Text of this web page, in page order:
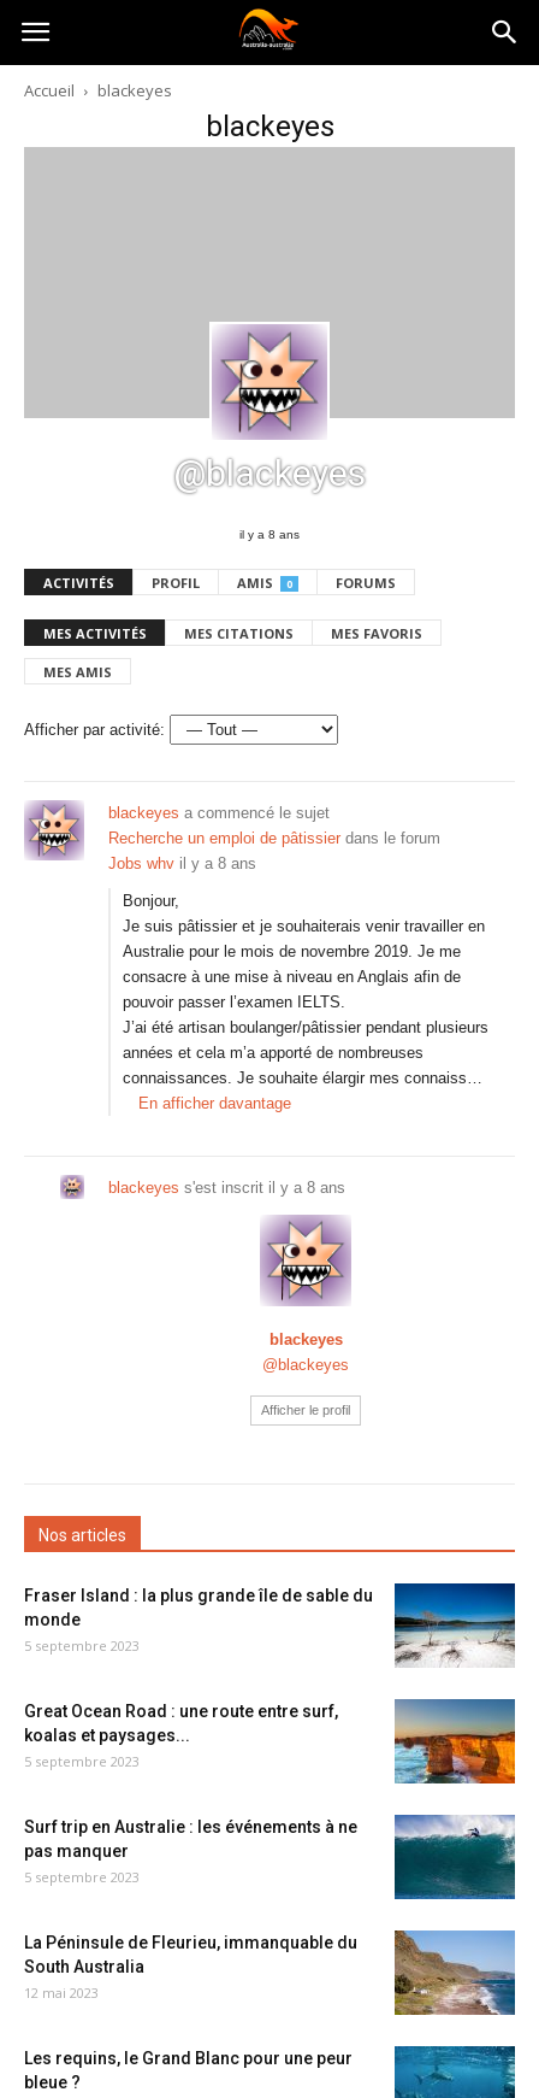
Australia-
australie.com
Accueil blackeyes
blackeyes
@blackeyes
il y a 8 ans
ACTIVITÉS PROFIL AMIS 0 FORUMS
MES ACTIVITÉS MES CITATIONS MES FAVORIS
MES AMIS
Afficher par activité:
blackeyes a commencé le sujet
Recherche un emploi de pâtissier dans le forum
Jobs whv il y a 8 ans
Bonjour,
Je suis pâtissier et je souhaiterais venir travailler en
Australie pour le mois de novembre 2019. Je me
consacre à une mise à niveau en Anglais afin de
pouvoir passer l’examen IELTS.
J’ai été artisan boulanger/pâtissier pendant plusieurs
années et cela m’a apporté de nombreuses
connaissances. Je souhaite élargir mes connaiss…
En afficher davantage
blackeyes s'est inscrit il y a 8 ans
blackeyes
@blackeyes
Afficher le profil
Nos articles
Fraser Island : la plus grande île de sable du
monde
5 septembre 2023
Great Ocean Road : une route entre surf,
koalas et paysages...
5 septembre 2023
Surf trip en Australie : les événements à ne
pas manquer
5 septembre 2023
La Péninsule de Fleurieu, immanquable du
South Australia
12 mai 2023
Les requins, le Grand Blanc pour une peur
bleue ?